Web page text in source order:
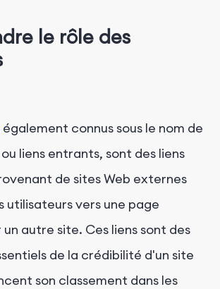
le rôle des
également connus sous le nom de
liens entrants, sont des liens
de sites Web externes
utilisateurs vers une page
autre site. Ces liens sont des
de la crédibilité d'un site
son classement dans les